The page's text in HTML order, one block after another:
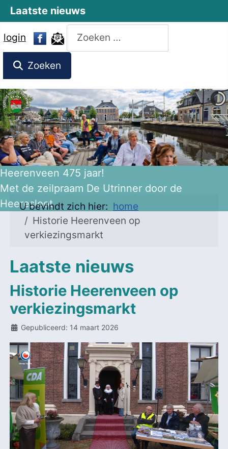
login
Zoeken
Zoeken
Heerenveen 475 jaar!
Met de zeilpraam De Utrinner door de
Heeresloot
U bevindt zich hier: home
Historie Heerenveen op
verkiezingsmarkt
Laatste nieuws
Historie Heerenveen op
verkiezingsmarkt
Details
Gepubliceerd: 14 maart 2026
Laatste nieuws